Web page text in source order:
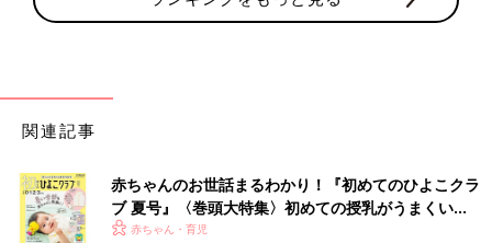
関連記事
赤ちゃんのお世話まるわかり！『初めてのひよこクラ
ブ 夏号』〈巻頭大特集〉初めての授乳がうまくい
く！ おっぱい・ミルクの基本と夏のトラブル 解決テ
赤ちゃん・育児